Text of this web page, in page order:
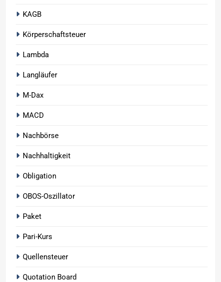
KAGB
Körperschaftsteuer
Lambda
Langläufer
M-Dax
MACD
Nachbörse
Nachhaltigkeit
Obligation
OBOS-Oszillator
Paket
Pari-Kurs
Quellensteuer
Quotation Board